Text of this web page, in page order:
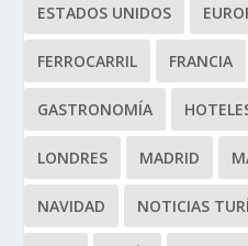
ESTADOS UNIDOS
FERROCARRIL FRANCIA
GASTRONOMÍA
LONDRES MADRID
NAVIDAD NOTICIAS